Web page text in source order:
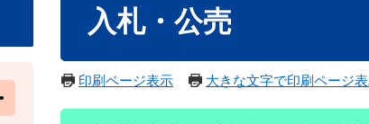
入札・公売
印刷ページ表示 大きな文字で印刷ページ